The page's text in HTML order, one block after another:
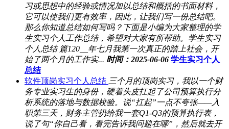
习或思想中的经验或情况加以总结和概括的书面材料，
它可以使我们更有效率，因此，让我们写一份总结吧。
那么你知道总结如何写吗？下面是小编为大家整理的学
生实习个人工作总结，希望对大家有所帮助。学生实习
个人总结 篇120__年七月我第一次真正的踏上社会，开
始了两个月的工作实... 时间：2025-06-06 学生实习个人
总结
软件顶岗实习个人总结 三个月的顶岗实习，我以一个财
务专业实习生的身份，硬着头皮扛起了公司预算执行分
析系统的落地与数据校验。说“扛起”一点不夸张——入
职第三天，财务主管扔给我一套Q1-Q3的预算执行表，
说了句“你自己看，看完告诉我问题在哪”，然后就去开